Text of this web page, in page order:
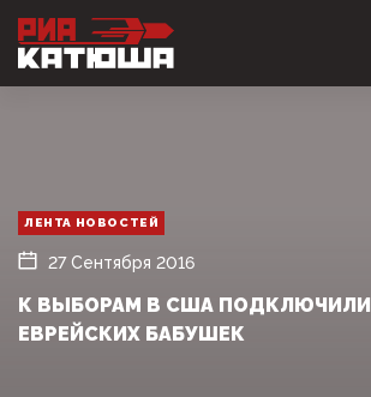
ЛЕНТА НОВОСТЕЙ
27 Сентября 2016
К ВЫБОРАМ В США ПОДКЛЮЧИЛИ
ЕВРЕЙСКИХ БАБУШЕК